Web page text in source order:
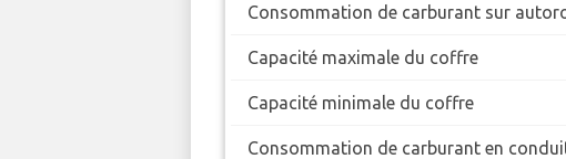
Consommation de carburant sur
Capacité maximale du coffre
Capacité minimale du coffre
Consommation de carburant en